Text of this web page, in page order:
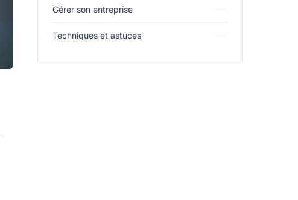
Gérer son entreprise
Techniques et astuces